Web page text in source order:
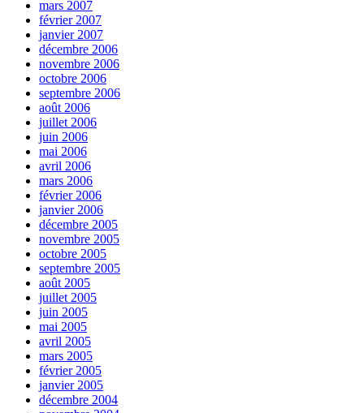
mars 2007
février 2007
janvier 2007
décembre 2006
novembre 2006
octobre 2006
septembre 2006
août 2006
juillet 2006
juin 2006
mai 2006
avril 2006
mars 2006
février 2006
janvier 2006
décembre 2005
novembre 2005
octobre 2005
septembre 2005
août 2005
juillet 2005
juin 2005
mai 2005
avril 2005
mars 2005
février 2005
janvier 2005
décembre 2004